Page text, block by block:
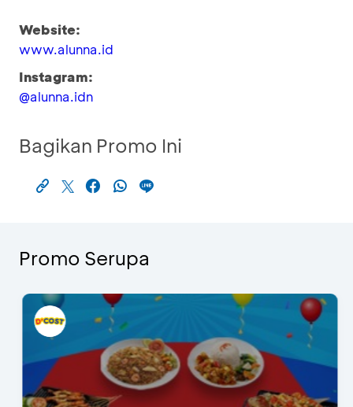
Website:
www.alunna.id
Instagram:
@alunna.idn
Bagikan Promo Ini
Promo Serupa